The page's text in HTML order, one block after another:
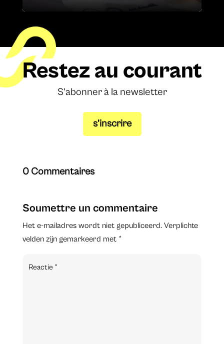
Restez au courant
S’abonner à la newsletter
s’inscrire
0 Commentaires
Soumettre un commentaire
Het e-mailadres wordt niet gepubliceerd. Verplichte
velden zijn gemarkeerd met *